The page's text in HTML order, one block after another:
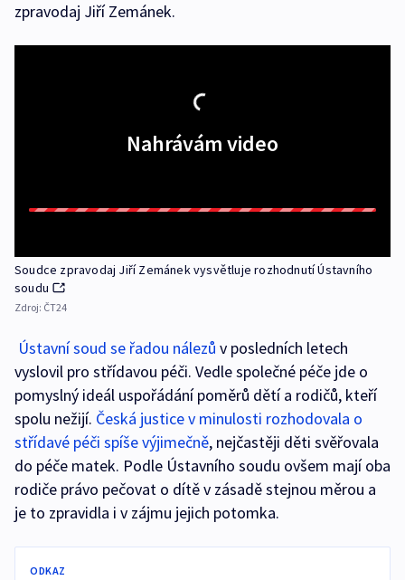
zpravodaj Jiří Zemánek.
Nahrávám video
Soudce zpravodaj Jiří Zemánek vysvětluje rozhodnutí Ústavního
soudu
Zdroj: ČT24
Ústavní soud se řadou nálezů v posledních letech
vyslovil pro střídavou péči. Vedle společné péče jde o
pomyslný ideál uspořádání poměrů dětí a rodičů, kteří
spolu nežijí. Česká justice v minulosti rozhodovala o
střídavé péči spíše výjimečně, nejčastěji děti svěřovala
do péče matek. Podle Ústavního soudu ovšem mají oba
rodiče právo pečovat o dítě v zásadě stejnou měrou a
je to zpravidla i v zájmu jejich potomka.
ODKAZ